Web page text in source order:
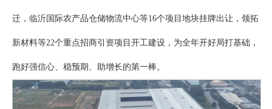
迁，临沂国际农产品仓储物流中心等16个项目地块挂牌出让，领拓
新材料等22个重点招商引资项目开工建设，为全年开好局打基础，
跑好强信心、稳预期、助增长的第一棒。